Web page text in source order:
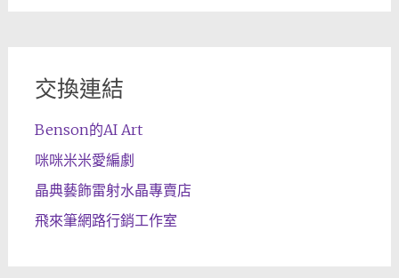
交換連結
Benson的AI Art
咪咪米米愛編劇
晶典藝飾雷射水晶專賣店
飛來筆網路行銷工作室